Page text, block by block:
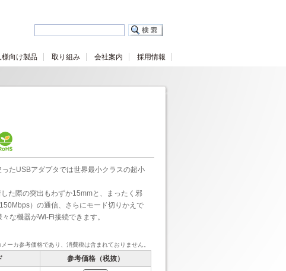
様向け製品 取り組み 会社案内 採用情報
たUSBアダプタでは世界最小クラスの超小
た際の突出もわずか15mmと、まったく邪
）の通信、さらにモード切りかえで
な機器がWi-Fi接続できます。
ーカ参考価格であり、消費税は含まれておりません。
参考価格（税抜）